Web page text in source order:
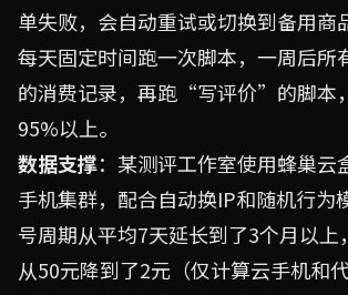
单失败，会自动重试或切换到备用商
每天固定时间跑一次脚本，一周后所
的消费记录，再跑“写评价”的脚本
95%以上。
数据支撑：某测评工作室使用蜂巢云
手机集群，配合自动换IP和随机行为
号周期从平均7天延长到了3个月以上
从50元降到了2元（仅计算云手机和